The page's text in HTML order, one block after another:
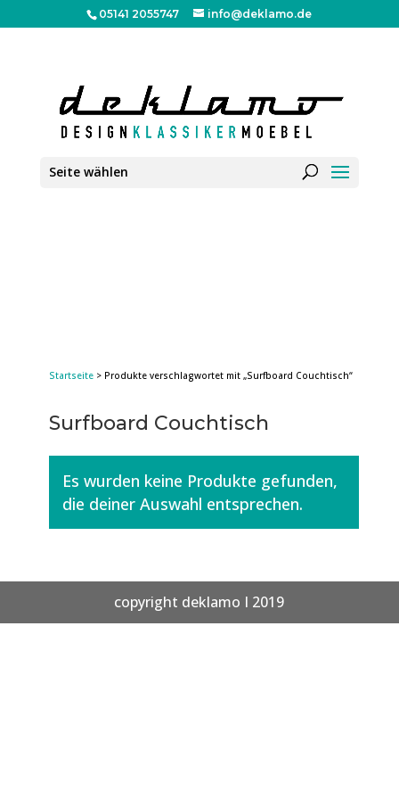
05141 2055747 info@deklamo.de
Seite wählen
Startseite> Produkte verschlagwortet mit „Surfboard Couchtisch“
Surfboard Couchtisch
Es wurden keine Produkte gefunden,
die deiner Auswahl entsprechen.
copyright deklamo I 2019